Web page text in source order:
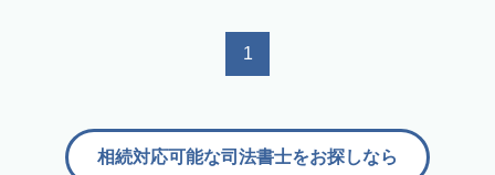
1
相続対応可能な司法書士をお探しなら